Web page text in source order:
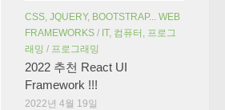
CSS, JQUERY, BOOTSTRAP... WEB
FRAMEWORKS / IT, 컴퓨터, 프로그
래밍 / 프로그래밍
2022 추천 React UI
Framework !!!
2022년 4월 19일